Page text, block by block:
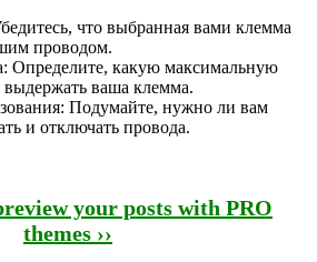
что выбранная вами клемма
проводом.
Определите, какую максимальную
выдержать ваша клемма.
Подумайте, нужно ли вам
и отключать провода.
your posts with PRO
themes ››